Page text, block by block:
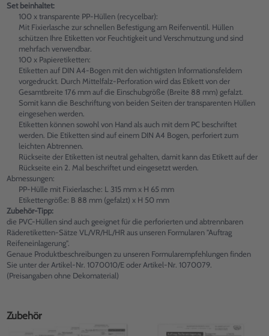
Set beinhaltet:
100 x transparente PP-Hüllen (recycelbar):
Mit Fixierlasche zur schnellen Befestigung am Reifenventil. Hüllen
schützen Ihre Etiketten vor Feuchtigkeit und Verschmutzung und sind
mehrfach verwendbar.
100 x Papieretiketten:
Etiketten auf DIN A4-Bogen mit den wichtigsten Informationsfeldern
vorgedruckt. Durch Mittelfalz-Perforation wird das Etikett von der
Gesamtbreite 176 mm auf die Einschubgröße (Breite 88 mm) gefalzt.
Somit kann die Beschriftung von beiden Seiten der transparenten Hüllen
eingesehen werden.
Etiketten können sowohl von Hand als auch mit dem PC beschriftet
werden. Die Etiketten sind auf einem DIN A4 Bogen, perforiert zum
leichten Abtrennen.
Rückseite der Etiketten ist neutral gehalten, damit kann das Etikett auf der
Rückseite ein 2. Mal beschriftet und eingesetzt werden.
Abmessungen:
PP-Hülle mit Fixierlasche: L 315 mm x H 65 mm
Etikettengröße: B 88 mm (gefalzt) x H 50 mm
Zubehör-Tipp:
die PVC-Hüllen sind auch geeignet für die perforierten und abtrennbaren
Räderetiketten-Sätze VL/VR/HL/HR aus unseren Formularen "Auftrag
Reifeneinlagerung".
Genaue Produktbeschreibungen zu unseren Formularempfehlungen finden
Sie unter der Artikel-Nr. 1070010/E oder Artikel-Nr. 1070079.
(Preisangaben ohne Dekomaterial)
Zubehör